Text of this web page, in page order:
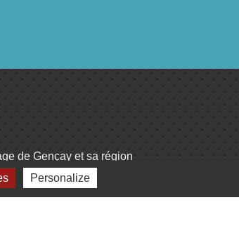
de Gençay et sa région
Personalize